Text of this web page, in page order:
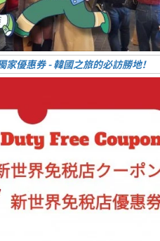
家優惠券 - 韓國之旅的必訪勝地！